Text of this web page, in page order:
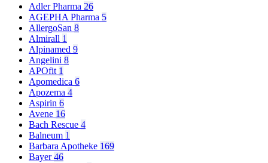
Adler Pharma 26
AGEPHA Pharma 5
AllergoSan 8
Almirall 1
Alpinamed 9
Angelini 8
APOfit 1
Apomedica 6
Apozema 4
Aspirin 6
Avene 16
Bach Rescue 4
Balneum 1
Barbara Apotheke 169
Bayer46